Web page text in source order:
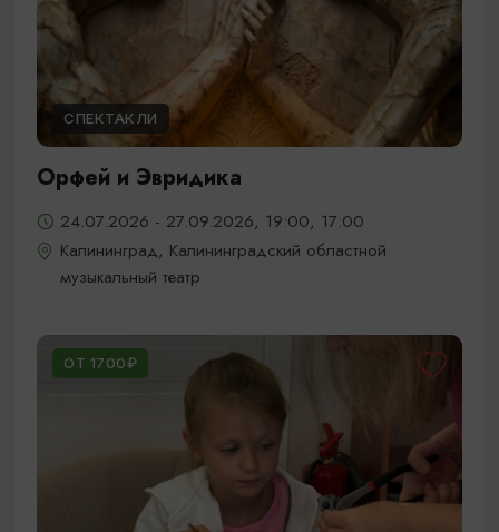
СПЕКТАКЛИ
Орфей и Эвридика
24.07.2026 - 27.09.2026, 19:00, 17:00
Калининград, Калининградский областной
музыкальный театр
ОТ 1700₽